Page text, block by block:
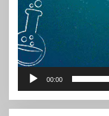
00:00